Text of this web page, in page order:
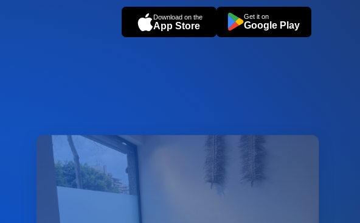
Download on the
App Store
Get it on
Google Play